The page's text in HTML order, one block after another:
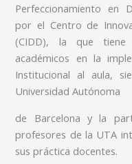
Perfeccionamiento en
por el Centro de
(CIDD), la que
académicos en la
Institucional al aula,
Universidad Autónoma
de Barcelona y la
profesores de la UTA
sus práctica docentes.